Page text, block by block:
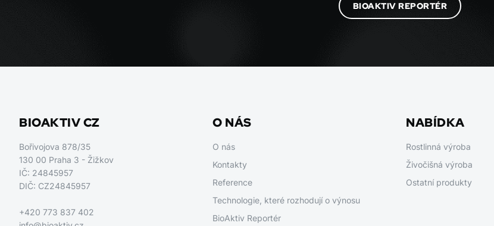
BIOAKTIV REPORTÉR
BIOAKTIV CZ
Bořivojova 878/35
130 00 Praha 3 - Žižkov
IČ: 24845957
DIČ: CZ24845957
+420 773 837 402
O NÁS
O nás
Kontakty
Reference
Technologie, které rozhodují o výnosu
BioAktiv Reportér
NABÍDKA
Rostlinná výroba
Živočišná výroba
Ostatní produkty